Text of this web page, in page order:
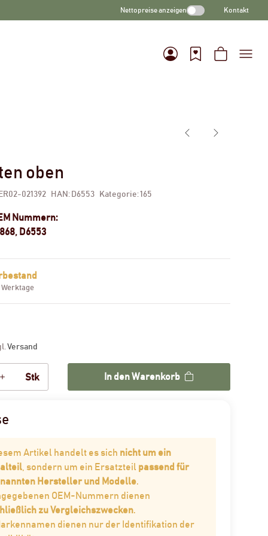
Nettopreise anzeigen Kontakt
oben
ER02-021392 HAN: D6553 Kategorie:165
Nummern:
D6553
Werktage
Versand
Stk In den Warenkorb
Artikel handelt es sich nicht um ein
, sondern um ein Ersatzteil passend für
Hersteller und Modelle.
OEM-Nummern dienen
zu Vergleichszwecken.
dienen nur der Identifikation der